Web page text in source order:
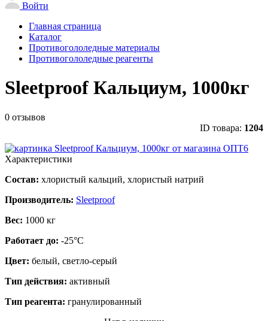
Войти
Главная страница
Каталог
Противогололедные материалы
Противогололедные реагенты
Sleetproof Кальциум, 1000кг
0 отзывов
ID товара: 1204
Характеристики
Состав: хлористый кальций, хлористый натрий
Производитель: Sleetproof
Вес: 1000 кг
Работает до: -25°C
Цвет: белый, светло-серый
Тип действия: активный
Тип реагента: гранулированный